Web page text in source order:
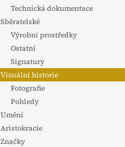
Technická dokumentace
Sběratelské
Výrobní prostředky
Ostatní
Signatury
Vizuální historie
Fotografie
Pohledy
Umění
Aristokracie
Značky